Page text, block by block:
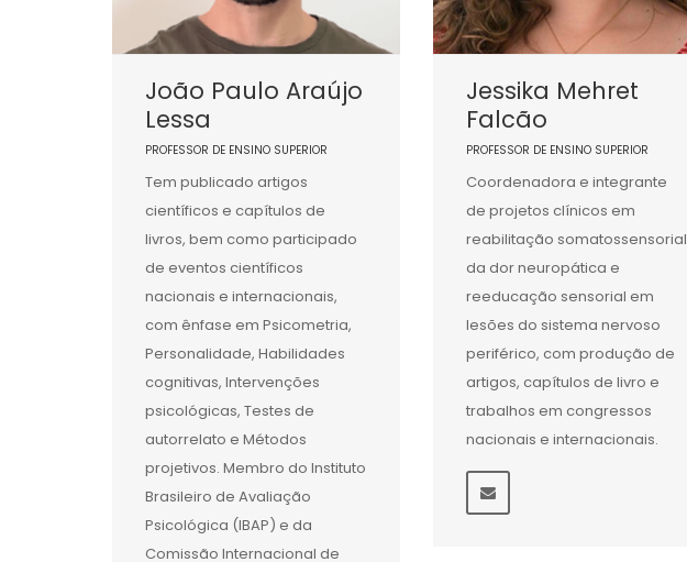
João Paulo Araújo
Lessa
PROFESSOR DE ENSINO SUPERIOR
Tem publicado artigos
científicos e capítulos de
livros, bem como participado
de eventos científicos
nacionais e internacionais,
com ênfase em Psicometria,
Personalidade, Habilidades
cognitivas, Intervenções
psicológicas, Testes de
autorrelato e Métodos
projetivos. Membro do Instituto
Brasileiro de Avaliação
Psicológica (IBAP) e da
Comissão Internacional de
Jessika Mehret
Falcão
PROFESSOR DE ENSINO SUPERIOR
Coordenadora e integrante
de projetos clínicos em
reabilitação somatossensorial
da dor neuropática e
reeducação sensorial em
lesões do sistema nervoso
periférico, com produção de
artigos, capítulos de livro e
trabalhos em congressos
nacionais e internacionais.